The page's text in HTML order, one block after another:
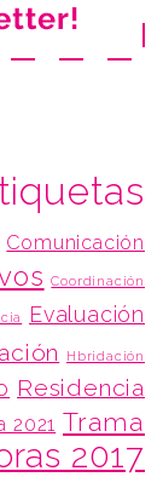
Comunicación
Coordinación
Evaluación
Hbridación
Residencia
2021 Trama
2017